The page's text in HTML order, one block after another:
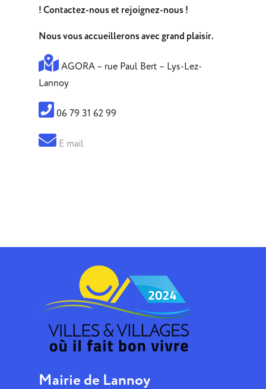
! Contactez-nous et rejoignez-nous !
Nous vous accueillerons avec grand plaisir.
AGORA – rue Paul Bert – Lys-Lez-
Lannoy
06 79 31 62 99
E mail
Mairie de Lannoy